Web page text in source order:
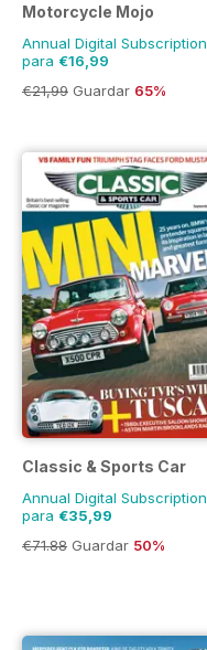
Motorcycle Mojo
Annual Digital Subscription
para €16,99
€21,99 Guardar 65%
Classic & Sports Car
Annual Digital Subscription
para €35,99
€71.88 Guardar 50%